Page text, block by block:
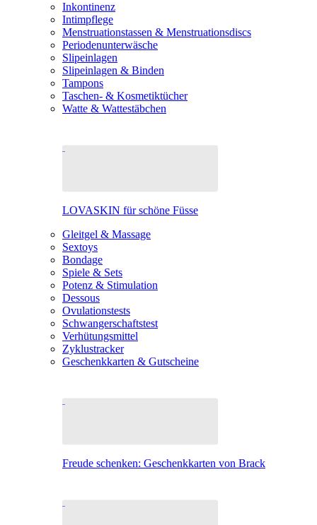
Inkontinenz
Intimpflege
Menstruationstassen & Menstruationsdiscs
Periodenunterwäsche
Slipeinlagen
Slipeinlagen & Binden
Tampons
Taschen- & Kosmetiktücher
Watte & Wattestäbchen
LOVASKIN für schöne Füsse
Gleitgel & Massage
Sextoys
Bondage
Spiele & Sets
Potenz & Stimulation
Dessous
Ovulationstests
Schwangerschaftstest
Verhütungsmittel
Zyklustracker
Geschenkkarten & Gutscheine
Freude schenken: Geschenkkarten von Brack